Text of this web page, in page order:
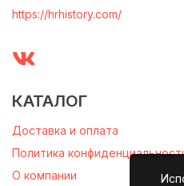
https://hrhistory.com/
КАТАЛОГ
Доставка и оплата
Политика
О компании